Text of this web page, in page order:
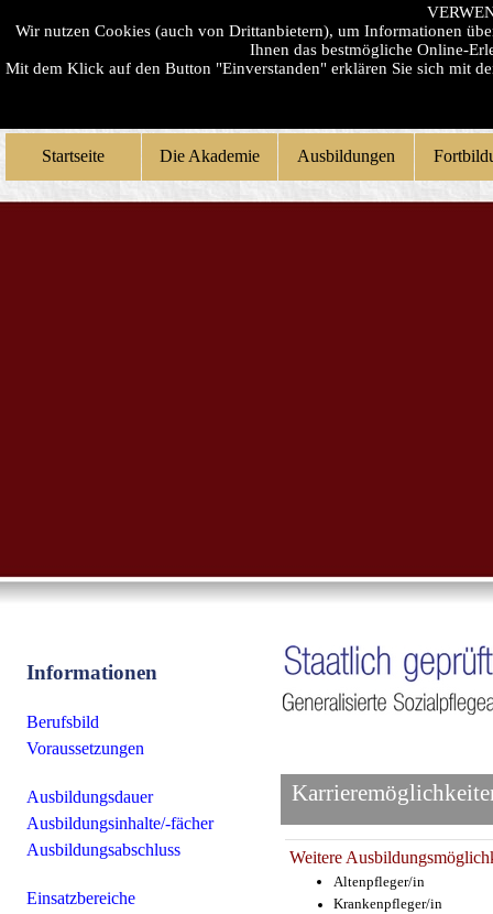
Wir nutzen Cookies (auch von Drittanbietern), um Informationen
Ihnen das bestmögliche Online-
Mit dem Klick auf den Button "Einverstanden" erklären Sie sich mit
Startseite Die Akademie Ausbildungen
Informationen
Berufsbild
Voraussetzungen
Ausbildungsdauer
Ausbildungsinhalte/-fächer
Ausbildungsabschluss
Einsatzbereiche
Weitere
Altenpfleger/in
Krankenpfleger/in